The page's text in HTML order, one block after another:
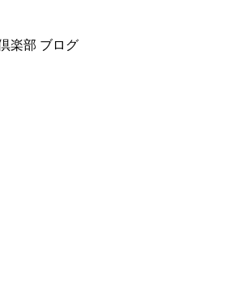
楽部 ブログ